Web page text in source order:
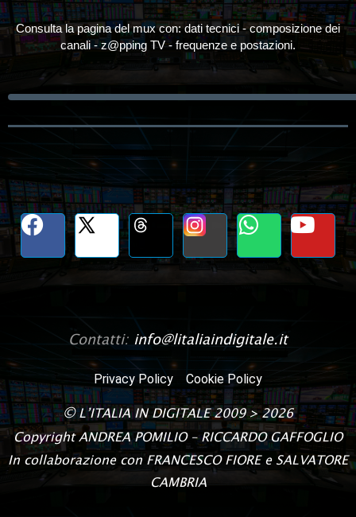
Consulta la pagina del mux con: dati tecnici - composizione dei
canali - z@pping TV - frequenze e postazioni.
Contatti: info@litaliaindigitale.it
Privacy Policy Cookie Policy
© L’ITALIA IN DIGITALE2009 > 2026
CopyrightANDREA POMILIO – RICCARDO GAFFOGLIO
In collaborazione con FRANCESCO FIORE e SALVATORE
CAMBRIA